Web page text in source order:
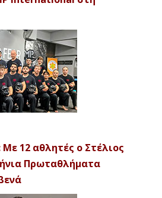
12 αθλητές ο Στέλιος
Πρωταθλήματα